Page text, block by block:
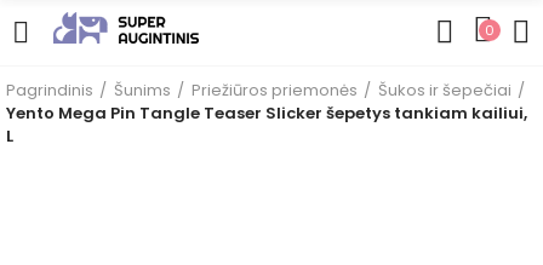
0
Pagrindinis Šunims Priežiūros priemonės
Šukos ir šepečiai
Yento Mega Pin Tangle Teaser Slicker šepetys tankiam kailiui,
L